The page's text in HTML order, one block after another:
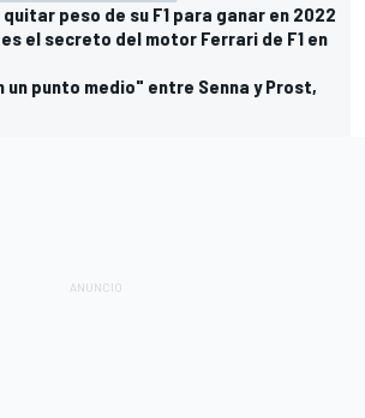
peso de su F1 para ganar en 2022
el secreto del motor Ferrari de F1 en
un punto medio" entre Senna y Prost,